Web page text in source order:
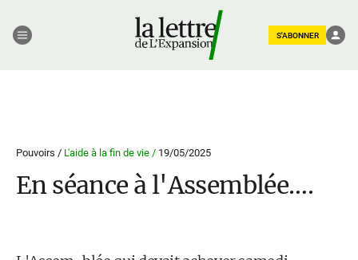
S'ABONNER
Pouvoirs / L'aide à la fin de vie / 19/05/2025
En séance à l'Assemblée….